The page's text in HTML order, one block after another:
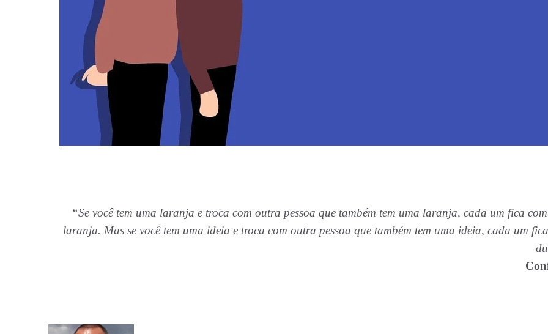
“Se você tem uma laranja e troca com outra pessoa que também tem uma laranja, cada um fica
laranja. Mas se você tem uma ideia e troca com outra pessoa que também tem uma ideia, cada um